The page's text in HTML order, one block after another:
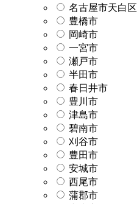
名古屋市天白区
豊橋市
岡崎市
一宮市
瀬戸市
半田市
春日井市
豊川市
津島市
碧南市
刈谷市
豊田市
安城市
西尾市
蒲郡市